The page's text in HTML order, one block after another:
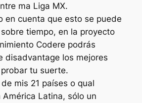
ma Liga MX.
en cuenta que esto se puede
tiempo, en la proyecto
Codere podrás
disadvantage los mejores
tu suerte.
mis 21 países o qual
América Latina, sólo un